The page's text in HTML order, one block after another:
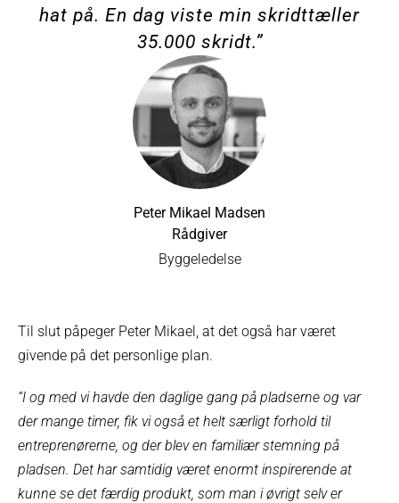
hat på. En dag viste min skridttæller
35.000 skridt.”
Peter Mikael Madsen
Rådgiver
Byggeledelse
Til slut påpeger Peter Mikael, at det også har været
givende på det personlige plan.
“I og med vi havde den daglige gang på pladserne og var
der mange timer, fik vi også et helt særligt forhold til
entreprenørerne, og der blev en familiær stemning på
pladsen. Det har samtidig været enormt inspirerende at
kunne se det færdig produkt, som man i øvrigt selv er